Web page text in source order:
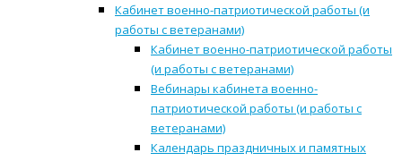
Кабинет военно-патриотической работы (и
работы с ветеранами)
Кабинет военно-патриотической работы
(и работы с ветеранами)
Вебинары кабинета военно-
патриотической работы (и работы с
ветеранами)
Календарь праздничных и памятных